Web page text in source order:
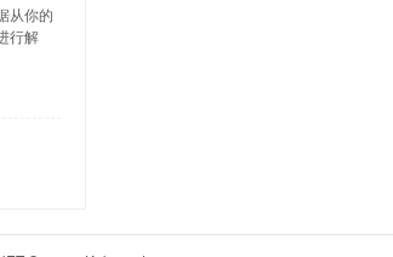
从你的
行解